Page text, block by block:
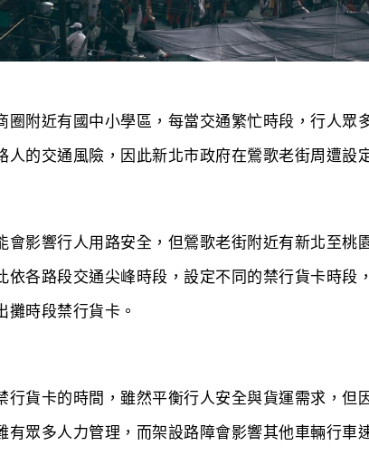
圈附近有國中小學區，每當交通繁忙時段，行人
人的交通風險，因此新北市政府在鶯歌老街周遭設
會影響行人用路安全，但鶯歌老街附近有新北至
依各路段交通尖峰時段，設定不同的禁行貨卡時
攤時段禁行貨卡。
行貨卡的時間，雖然平衡行人安全與貨運需求，
有眾多人力管理，而架設路障會影響其他車輛行